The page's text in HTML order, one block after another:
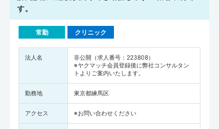
す。
常勤 クリニック
法人名
非公開（求人番号：223808）
※ヤクマッチ会員登録後に弊社コンサルタン
トよりご案内いたします。
勤務地 東京都練馬区
アクセス ※お問い合わせください